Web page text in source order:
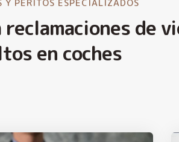
Y PERITOS ESPECIALIZADOS
de
en coches